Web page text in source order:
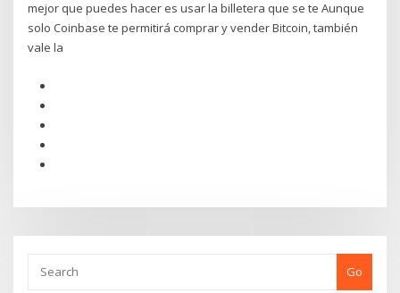
mejor que puedes hacer es usar la billetera que se te Aunque
solo Coinbase te permitirá comprar y vender Bitcoin, también
vale la
Go